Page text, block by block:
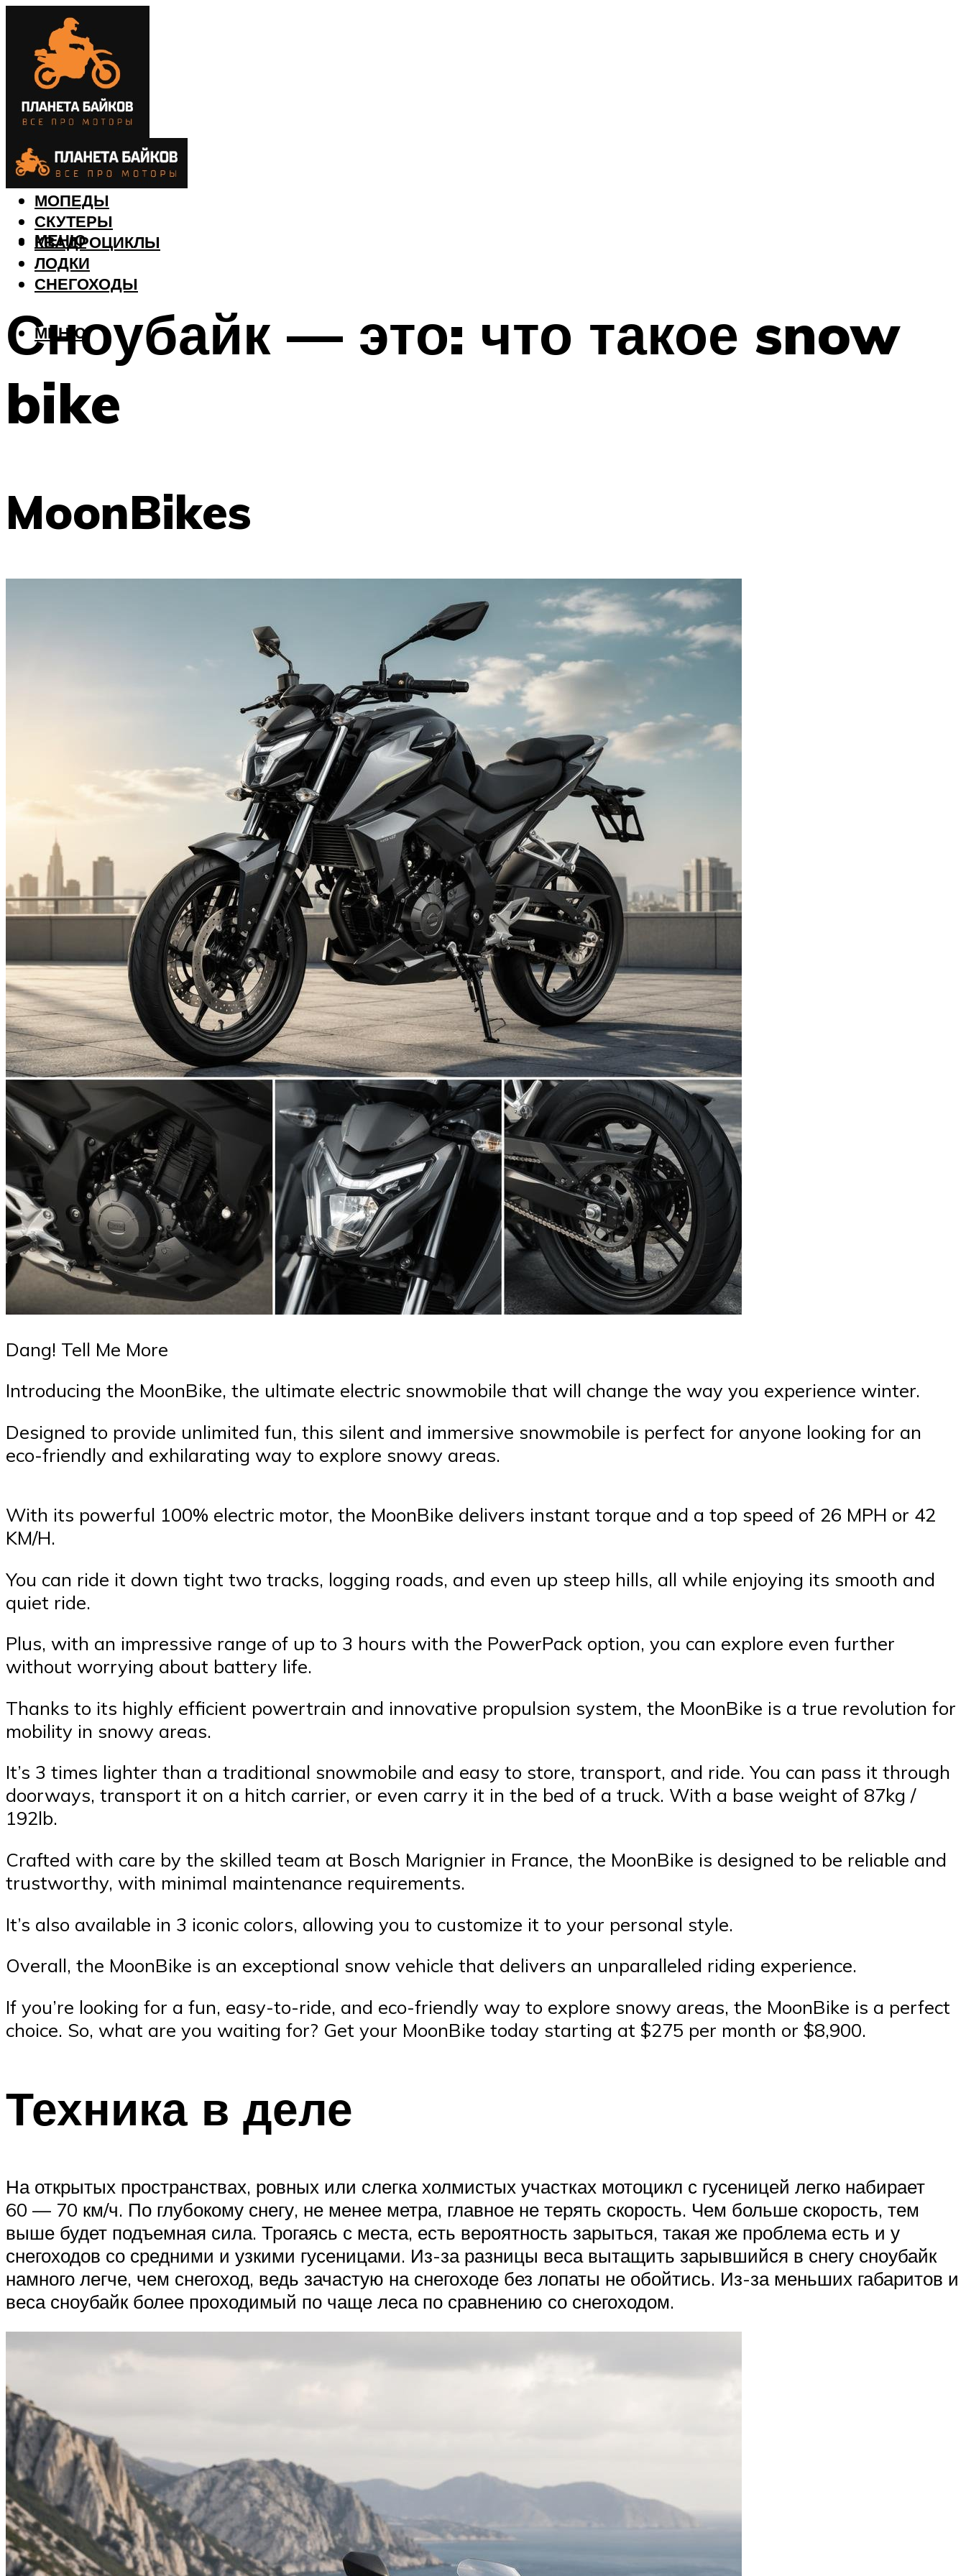
МОТОЦИКЛЫ
МОПЕДЫ
СКУТЕРЫ
КВАДРОЦИКЛЫ
ЛОДКИ
СНЕГОХОДЫ
МЕНЮ
МЕНЮ
Сноубайк — это: что такое snow
bike
MoonBikes
Dang! Tell Me More
Introducing the MoonBike, the ultimate electric snowmobile that will change the way you experience winter.
Designed to provide unlimited fun, this silent and immersive snowmobile is perfect for anyone looking for an
eco-friendly and exhilarating way to explore snowy areas.
With its powerful 100% electric motor, the MoonBike delivers instant torque and a top speed of 26 MPH or 42
KM/H.
You can ride it down tight two tracks, logging roads, and even up steep hills, all while enjoying its smooth and
quiet ride.
Plus, with an impressive range of up to 3 hours with the PowerPack option, you can explore even further
without worrying about battery life.
Thanks to its highly efficient powertrain and innovative propulsion system, the MoonBike is a true revolution for
mobility in snowy areas.
It’s 3 times lighter than a traditional snowmobile and easy to store, transport, and ride. You can pass it through
doorways, transport it on a hitch carrier, or even carry it in the bed of a truck. With a base weight of 87kg /
192lb.
Crafted with care by the skilled team at Bosch Marignier in France, the MoonBike is designed to be reliable and
trustworthy, with minimal maintenance requirements.
It’s also available in 3 iconic colors, allowing you to customize it to your personal style.
Overall, the MoonBike is an exceptional snow vehicle that delivers an unparalleled riding experience.
If you’re looking for a fun, easy-to-ride, and eco-friendly way to explore snowy areas, the MoonBike is a perfect
choice. So, what are you waiting for? Get your MoonBike today starting at $275 per month or $8,900.
Техника в деле
На открытых пространствах, ровных или слегка холмистых участках мотоцикл с гусеницей легко набирает
60 — 70 км/ч. По глубокому снегу, не менее метра, главное не терять скорость. Чем больше скорость, тем
выше будет подъемная сила. Трогаясь с места, есть вероятность зарыться, такая же проблема есть и у
снегоходов со средними и узкими гусеницами. Из-за разницы веса вытащить зарывшийся в снегу сноубайк
намного легче, чем снегоход, ведь зачастую на снегоходе без лопаты не обойтись. Из-за меньших габаритов и
веса сноубайк более проходимый по чаще леса по сравнению со снегоходом.